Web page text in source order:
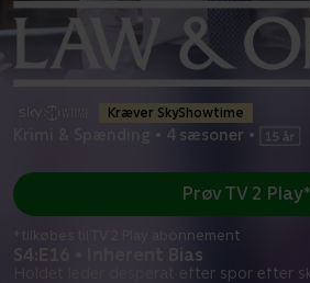
Kræver SkyShowtime
4 sæsoner •
S4:E16 • Inherent Bias
Holdet leder desperat efter spor efter
Prøv TV 2 Play*
*tilkøbes til TV 2 Play abonnement